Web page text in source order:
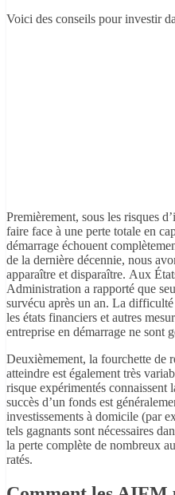
Voici des conseils pour investir
Premièrement, sous les risques
faire face à une perte totale en
démarrage échouent
de la dernière décennie, nous
apparaître et disparaître. Aux
Administration a rapporté que
survécu après un an. La
les états financiers et autres
entreprise en démarrage ne sont
Deuxièmement, la fourchette de
atteindre est également très
risque expérimentés
succès d’un fonds est
investissements à domicile (par
tels gagnants sont nécessaires
la perte complète de nombreux
ratés.